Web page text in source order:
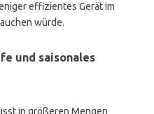
effizientes Gerät im
würde.
und saisonales
in größeren Mengen